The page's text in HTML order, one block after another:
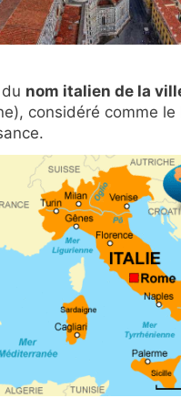
nom italien de la
considéré comme